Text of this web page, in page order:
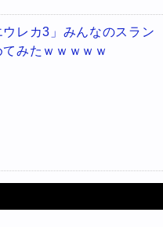
レカ3」みんなのスラン
みたｗｗｗｗｗ